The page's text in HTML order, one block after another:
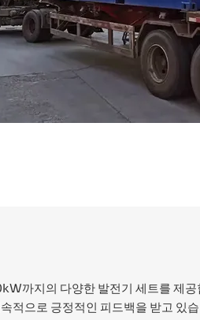
까지의 다양한 발전기 세트를 제공
적으로 긍정적인 피드백을 받고 있